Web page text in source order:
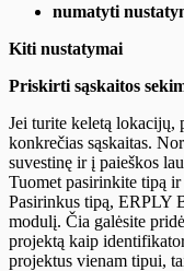
numatyti
Kiti nustatymai
Priskirti sąskaitos
Jei turite keletą lokacijų,
konkrečias sąskaitas.
suvestinę ir į paieškos
Tuomet pasirinkite tipą ir
Pasirinkus tipą, ERPLY
modulį. Čia galėsite
projektą kaip
projektus vienam tipui,